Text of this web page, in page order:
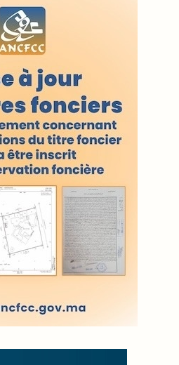
US
de L'ODJ
votre article
VIDÉO
LIVE TV
AUDIO
RADIO R212
de presse Arrissala
En continuant à naviguer, vous nous
à des fins de mesure d'audience
| Syndication